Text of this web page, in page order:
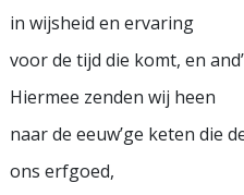
in wijsheid en ervaring
voor de tijd die komt, en
Hiermee zenden wij heen
naar de eeuw’ge keten die
ons erfgoed,